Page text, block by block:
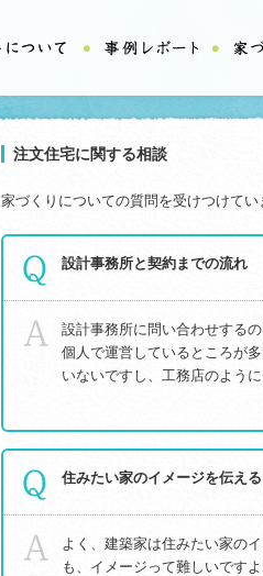
注文住宅に関する相談
家づくりについての質問を受けつけてい
設計事務所と契約までの流れ
設計事務所に問い合わせする
個人で運営しているところが
いないですし、工務店のよう
住みたい家のイメージを伝え
よく、建築家は住みたい家の
も、イメージって難しいです